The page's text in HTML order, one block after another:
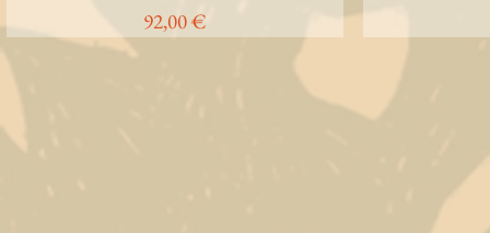
Prix
92,00 €